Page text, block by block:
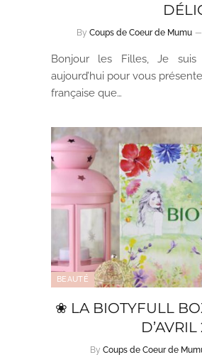
By Coups de Coeur de Mumu
Bonjour les Filles, Je
aujourd’hui pour vous
française que…
BEAUTÉ
❀ LA BIOTYFULL
By Coups de Coeur de